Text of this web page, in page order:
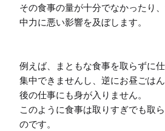
その食事の量が十分でなかったり
中力に悪い影響を及ぼします。
例えば、まともな食事を取らずに
集中できませんし、逆にお昼ごは
後の仕事にも身が入りません。
このように食事は取りすぎでも取
のです。